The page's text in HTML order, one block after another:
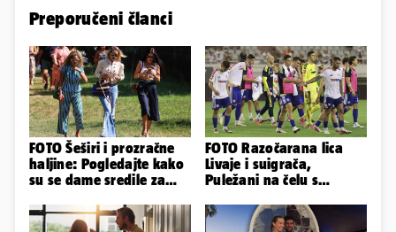
Preporučeni članci
FOTO Šeširi i prozračne
haljine: Pogledajte kako
su se dame sredile za
FOTO Razočarana lica
Livaje i suigrača,
Puležani na čelu s
Poljuda